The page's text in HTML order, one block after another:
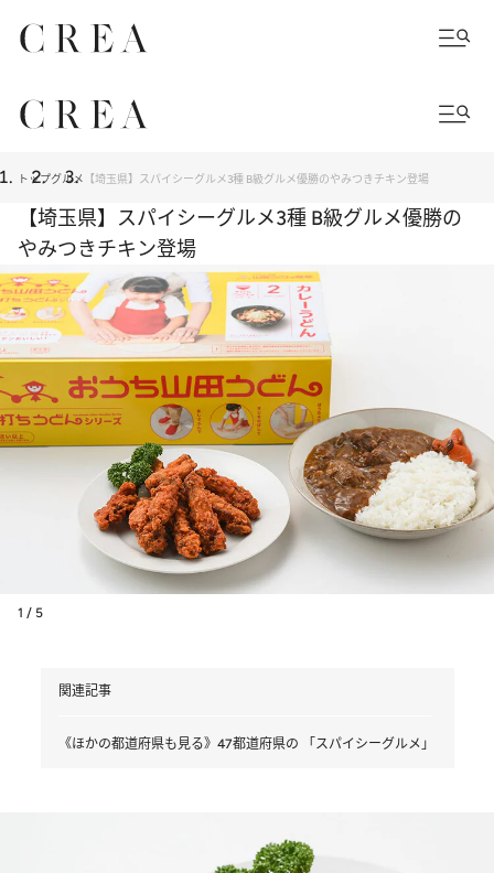
トップグルメ 【埼玉県】スパイシーグルメ3種 B級グルメ優勝のやみつきチキン登場
【埼玉県】スパイシーグルメ3種 B級グルメ優勝の
やみつきチキン登場
1 / 5
関連記事
《ほかの都道府県も見る》47都道府県の 「スパイシーグルメ」